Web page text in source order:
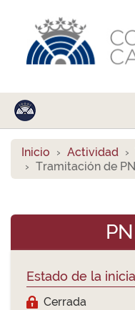
Inicio Actividad
Tramitación de
Estado de la
Cerrada